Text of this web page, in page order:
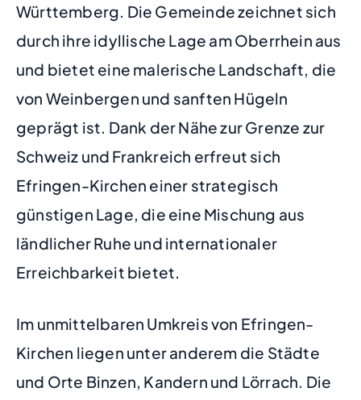
Württemberg. Die Gemeinde zeichnet sich
durch ihre idyllische Lage am Oberrhein aus
und bietet eine malerische Landschaft, die
von Weinbergen und sanften Hügeln
geprägt ist. Dank der Nähe zur Grenze zur
Schweiz und Frankreich erfreut sich
Efringen-Kirchen einer strategisch
günstigen Lage, die eine Mischung aus
ländlicher Ruhe und internationaler
Erreichbarkeit bietet.
Im unmittelbaren Umkreis von Efringen-
Kirchen liegen unter anderem die Städte
und Orte Binzen, Kandern und Lörrach. Die